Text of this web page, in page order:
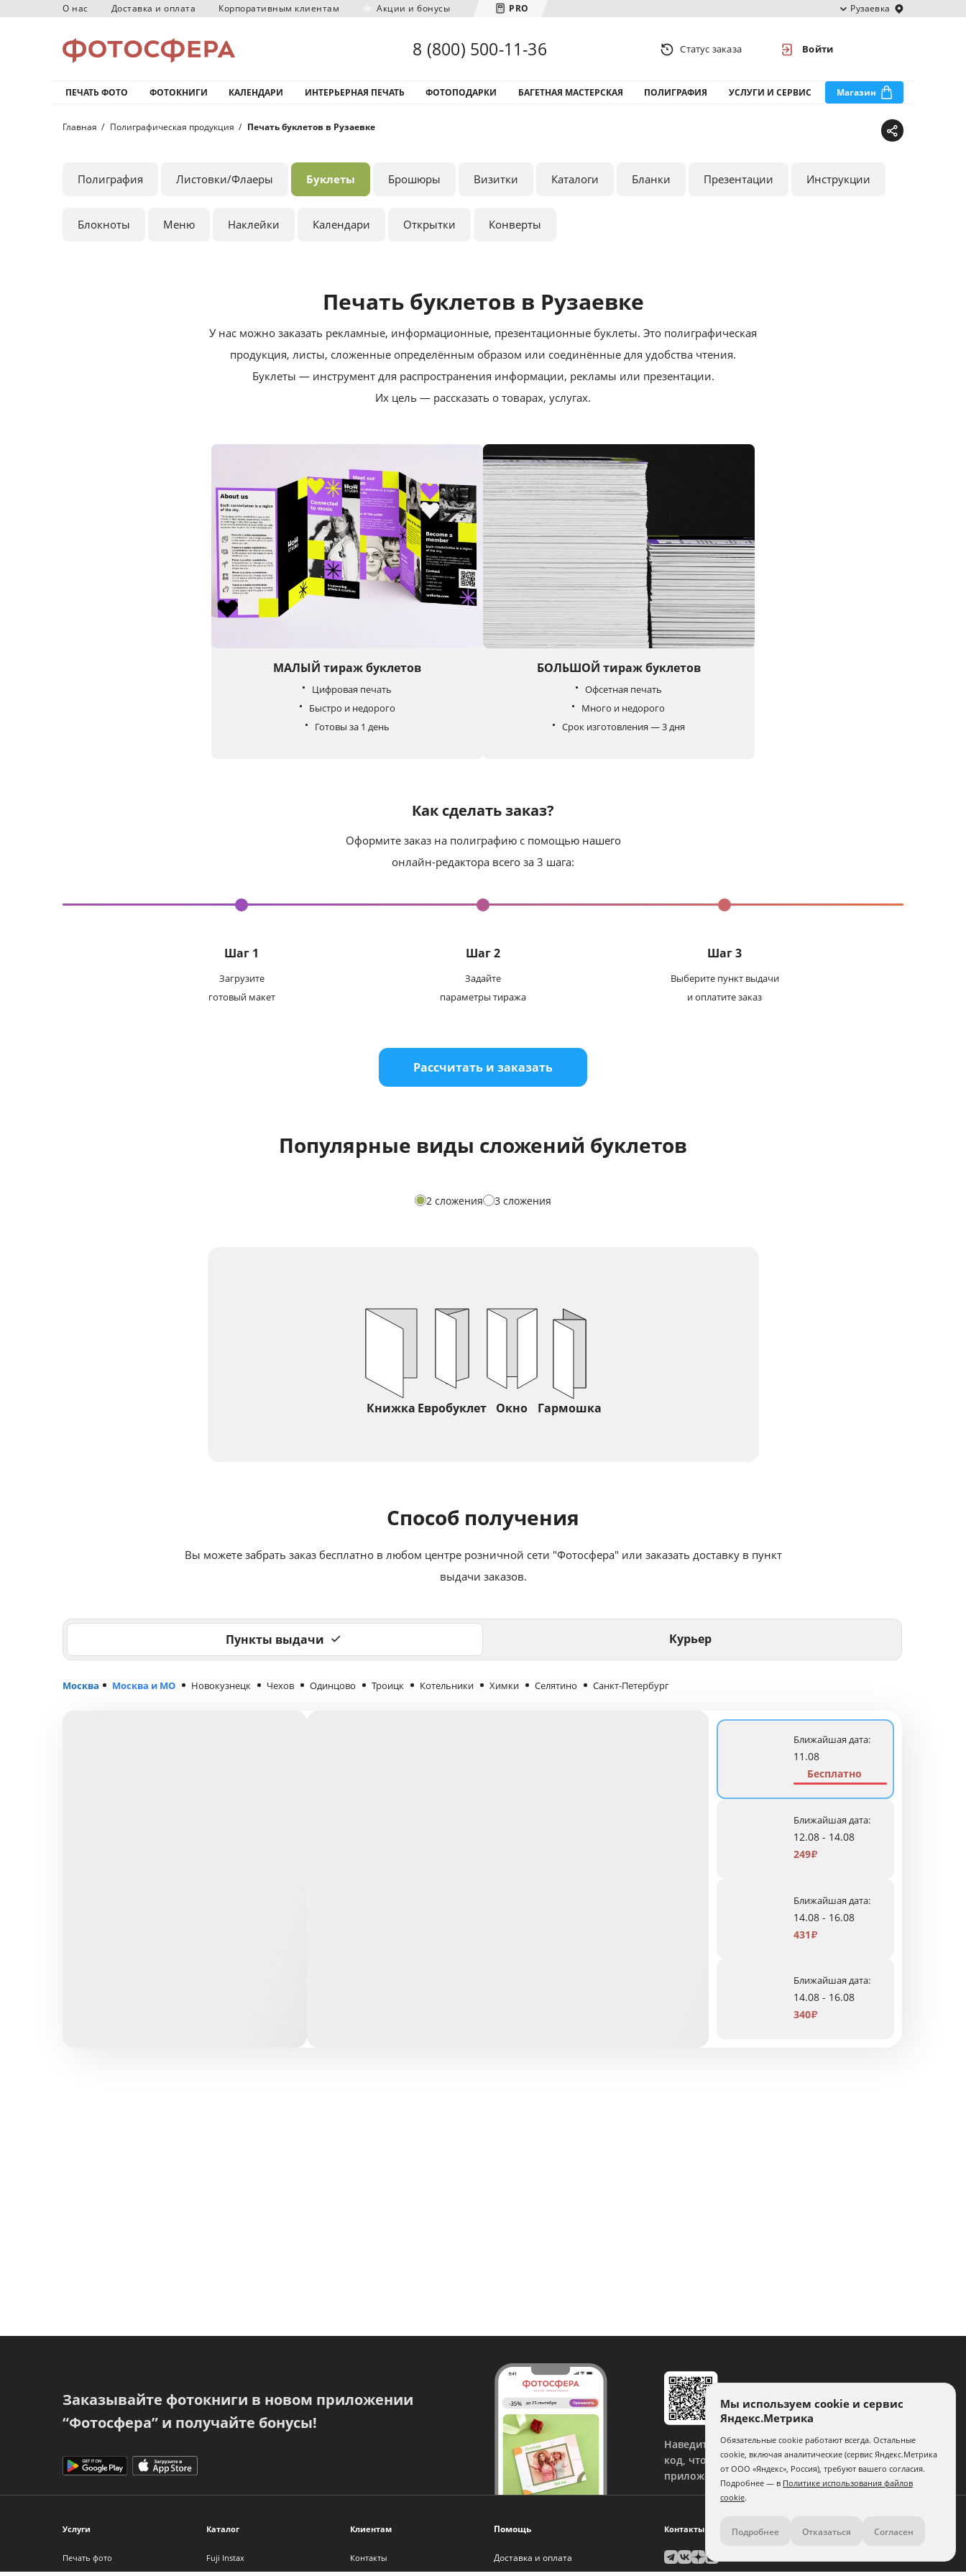
О нас Доставка и оплата Корпоративным клиентам Акции и бонусы PRO Рузаевка
Загрузка городов...
8 (800) 500-11-36 Статус заказа Войти
ПЕЧАТЬ ФОТО ФОТОКНИГИ КАЛЕНДАРИ ИНТЕРЬЕРНАЯ ПЕЧАТЬ ФОТОПОДАРКИ БАГЕТНАЯ МАСТЕРСКАЯ ПОЛИГРАФИЯ УСЛУГИ И СЕРВИС Магазин
Главная Полиграфическая продукция Печать буклетов в Рузаевке
Полиграфия Листовки/Флаеры Буклеты Брошюры Визитки Каталоги Бланки Презентации Инструкции
Блокноты Меню Наклейки Календари Открытки Конверты
Печать буклетов в Рузаевке
У нас можно заказать рекламные, информационные, презентационные буклеты. Это полиграфическая
продукция, листы, сложенные определённым образом или соединённые для удобства чтения.
Буклеты — инструмент для распространения информации, рекламы или презентации.
Их цель — рассказать о товарах, услугах.
МАЛЫЙ тираж буклетов
Цифровая печать
Быстро и недорого
Готовы за 1 день
БОЛЬШОЙ тираж буклетов
Офсетная печать
Много и недорого
Срок изготовления — 3 дня
Как сделать заказ?
Оформите заказ на полиграфию с помощью нашего
онлайн-редактора всего за 3 шага:
Шаг 1
Загрузите
готовый макет
Шаг 2
Задайте
параметры тиража
Шаг 3
Выберите пункт выдачи
и оплатите заказ
Рассчитать и заказать
Популярные виды сложений буклетов
2 сложения 3 сложения
Книжка Евробуклет Окно Гармошка
Способ получения
Вы можете забрать заказ бесплатно в любом центре розничной сети "Фотосфера" или заказать доставку в пункт
выдачи заказов.
Пункты выдачи Курьер
Москва и МО Новокузнецк Чехов Одинцово Троицк Котельники Химки Селятино Санкт-Петербург
Москва
Ближайшая дата:
11.08
Бесплатно
Ближайшая дата:
12.08 - 14.08
249₽
Ближайшая дата:
14.08 - 16.08
431₽
Ближайшая дата:
14.08 - 16.08
340₽
Заказывайте фотокниги в новом приложении
“Фотосфера” и получайте бонусы!
Наведите камеру на QR-
код, чтобы скачать
приложение.
Услуги
Печать фото
Каталог
Fuji Instax
Клиентам
Контакты
Помощь
Доставка и оплата
Контакты
Мы используем cookie и сервис
Яндекс.Метрика
Обязательные cookie работают всегда. Остальные
cookie, включая аналитические (сервис Яндекс.Метрика
от ООО «Яндекс», Россия), требуют вашего согласия.
Подробнее — в Политике использования файлов
cookie.
Подробнее Отказаться Согласен